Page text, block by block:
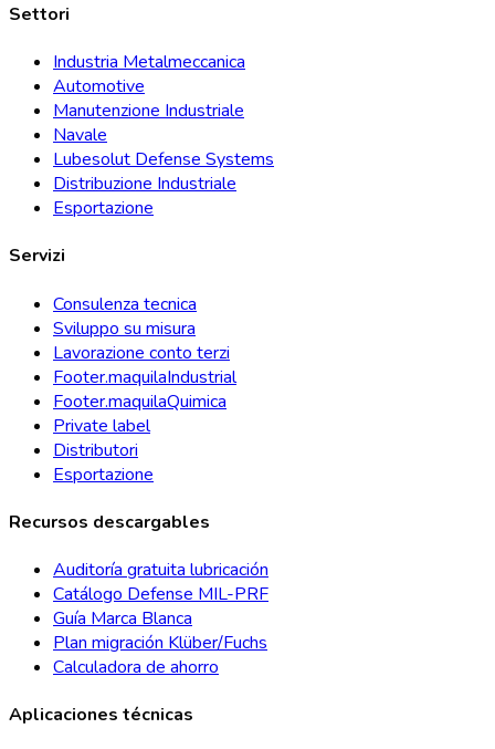
Settori
Industria Metalmeccanica
Automotive
Manutenzione Industriale
Navale
Lubesolut Defense Systems
Distribuzione Industriale
Esportazione
Servizi
Consulenza tecnica
Sviluppo su misura
Lavorazione conto terzi
Footer.maquilaIndustrial
Footer.maquilaQuimica
Private label
Distributori
Esportazione
Recursos descargables
Auditoría gratuita lubricación
Catálogo Defense MIL-PRF
Guía Marca Blanca
Plan migración Klüber/Fuchs
Calculadora de ahorro
Aplicaciones técnicas